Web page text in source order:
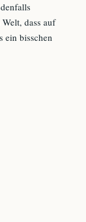
dass auf
ein bisschen